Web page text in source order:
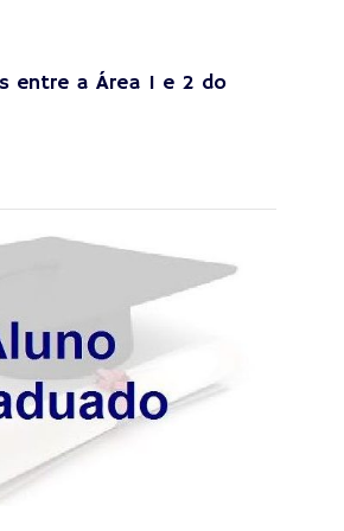
entre a Área 1 e 2 do